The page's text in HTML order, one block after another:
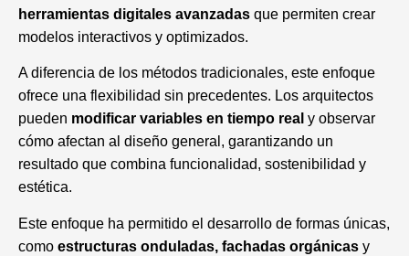
herramientas digitales avanzadas que permiten crear
modelos interactivos y optimizados.
A diferencia de los métodos tradicionales, este enfoque
ofrece una flexibilidad sin precedentes. Los arquitectos
pueden modificar variables en tiempo real y observar
cómo afectan al diseño general, garantizando un
resultado que combina funcionalidad, sostenibilidad y
estética.
Este enfoque ha permitido el desarrollo de formas únicas,
como estructuras onduladas, fachadas orgánicas y